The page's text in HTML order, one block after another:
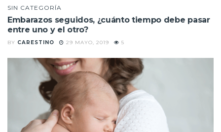
SIN CATEGORÍA
Embarazos seguidos, ¿cuánto tiempo debe pasar
entre uno y el otro?
BY CARESTINO 29 MAYO, 2019 5